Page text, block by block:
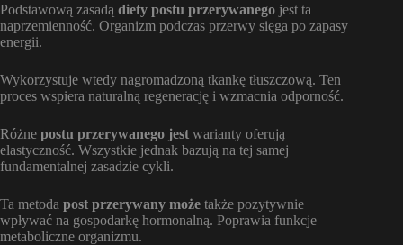
Podstawową zasadą diety postu przerywanego jest ta
naprzemienność. Organizm podczas przerwy sięga po zapasy
energii.
Wykorzystuje wtedy nagromadzoną tkankę tłuszczową. Ten
proces wspiera naturalną regenerację i wzmacnia odporność.
Różne postu przerywanego jest warianty oferują
elastyczność. Wszystkie jednak bazują na tej samej
fundamentalnej zasadzie cykli.
Ta metoda post przerywany może także pozytywnie
wpływać na gospodarkę hormonalną. Poprawia funkcje
metaboliczne organizmu.